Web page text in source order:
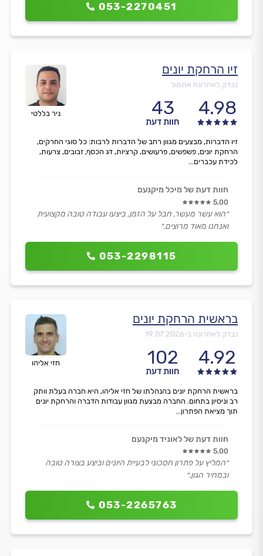
053-2270451
ניר בללטי
זיו הרחקת יונים
נבדק לאחרונה אתמול
4.98
43
חוות דעת
053-2298115
זיו הדברות, מבצעים מגוון רחב של הדברות לרבות: כל סוגי החרקים,
הרחקת יונים, פשפשים, פרעושים, קרציות, דג הכסף, זבובים, צרעות,
לכידת עכברים...
חוות דעת של מיכל מיקנעם
5.00
״הוא עשר מעשר, חבל על הזמן, ביצעו עבודה טובה מקצועית
ואנחנו מאוד מרוצים.״
חזי אליהו
בראשית הרחקת יונים
נבדק לאחרונה ב-19.07.2026
4.92
102
חוות דעת
053-2265763
בראשית הרחקת יונים בהנהלתו של חזי אליהו, היא חברה בעלת וותק
רב וניסיון בתחום. החברה מבצעת מגוון עבודות הדברה והרחקת יונים
תוך מציאת הפתרון...
חוות דעת של לאוניד מיקנעם
5.00
״המליץ על פתרון חסכוני לבעיית היונים וביצע בצורה טובה
ובמחיר הגון.״